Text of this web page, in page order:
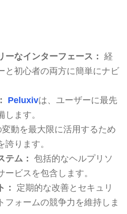
ーなインターフェース： 経
と初心者の両方に簡単にナビ
Peluxivは、ユーザーに最先
ます。
動を最大限に活用するため
ります。
テム： 包括的なヘルプリソ
ビスを包含します。
：
定期的な改善とセキュリ
フォームの競争力を維持しま